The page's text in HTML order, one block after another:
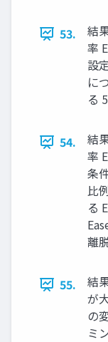
53.
結
率
設
に
る
54.
結
率
条
比
る
離
55.
結
が
の
ミ